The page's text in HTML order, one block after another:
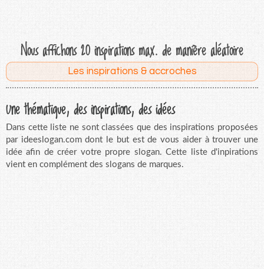
Nous affichons 20 inspirations max. de manière aléatoire
Les inspirations & accroches
Une thématique, des inspirations, des idées
Dans cette liste ne sont classées que des inspirations proposées
par ideeslogan.com dont le but est de vous aider à trouver une
idée afin de créer votre propre slogan. Cette liste d'inpirations
vient en complément des slogans de marques.